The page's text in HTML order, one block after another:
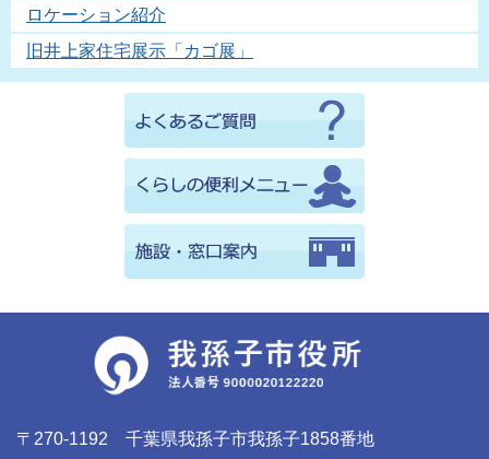
ロケーション紹介
旧井上家住宅展示「カゴ展」
〒270-1192 千葉県我孫子市我孫子1858番地